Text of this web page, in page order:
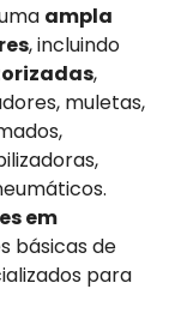
ampla
, incluindo
,
muletas,
em
básicas de
para